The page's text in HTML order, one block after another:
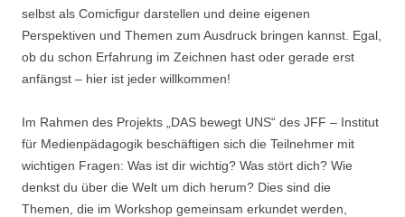
selbst als Comicfigur darstellen und deine eigenen
Perspektiven und Themen zum Ausdruck bringen kannst. Egal,
ob du schon Erfahrung im Zeichnen hast oder gerade erst
anfängst – hier ist jeder willkommen!
Im Rahmen des Projekts „DAS bewegt UNS“ des JFF – Institut
für Medienpädagogik beschäftigen sich die Teilnehmer mit
wichtigen Fragen: Was ist dir wichtig? Was stört dich? Wie
denkst du über die Welt um dich herum? Dies sind die
Themen, die im Workshop gemeinsam erkundet werden,